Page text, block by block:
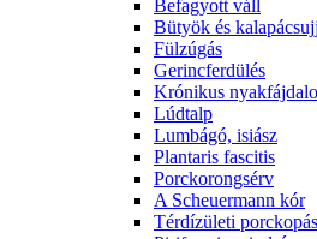
Befagyott váll
Bütyök és kalapácsujj
Fülzúgás
Gerincferdülés
Krónikus
Lúdtalp
Lumbágó, isiász
Plantaris fascitis
Porckorongsérv
A Scheuermann kór
Térdízületi porckopás